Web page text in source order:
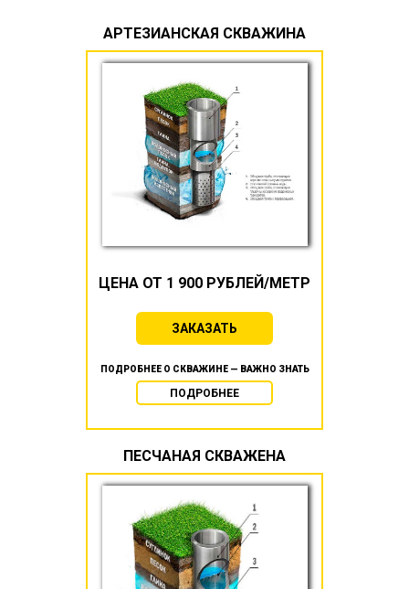
АРТЕЗИАНСКАЯ СКВАЖИНА
ЦЕНА ОТ 1 900 РУБЛЕЙ/МЕТР
ЗАКАЗАТЬ
ПОДРОБНЕЕ О СКВАЖИНЕ — ВАЖНО ЗНАТЬ
ПОДРОБНЕЕ
ПЕСЧАНАЯ СКВАЖЕНА